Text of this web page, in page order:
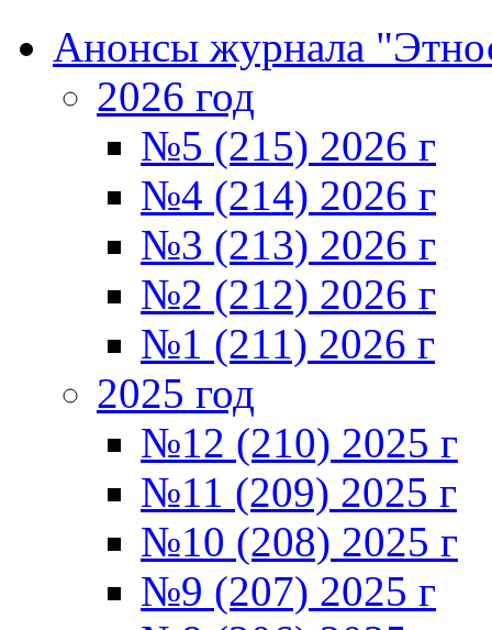
Анонсы журнала
2026 год
№5 (215) 2026 г
№4 (214) 2026 г
№3 (213) 2026 г
№2 (212) 2026 г
№1 (211) 2026 г
2025 год
№12 (210) 2025 г
№11 (209) 2025 г
№10 (208) 2025 г
№9 (207) 2025 г